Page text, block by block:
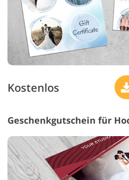
Kostenlos